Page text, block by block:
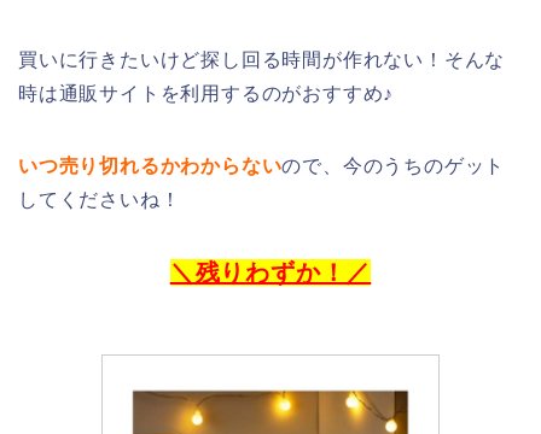
買いに行きたいけど探し回る時間が作れない！そんな
時は通販サイトを利用するのがおすすめ♪
いつ売り切れるかわからないので、今のうちのゲット
してくださいね！
＼残りわずか！／